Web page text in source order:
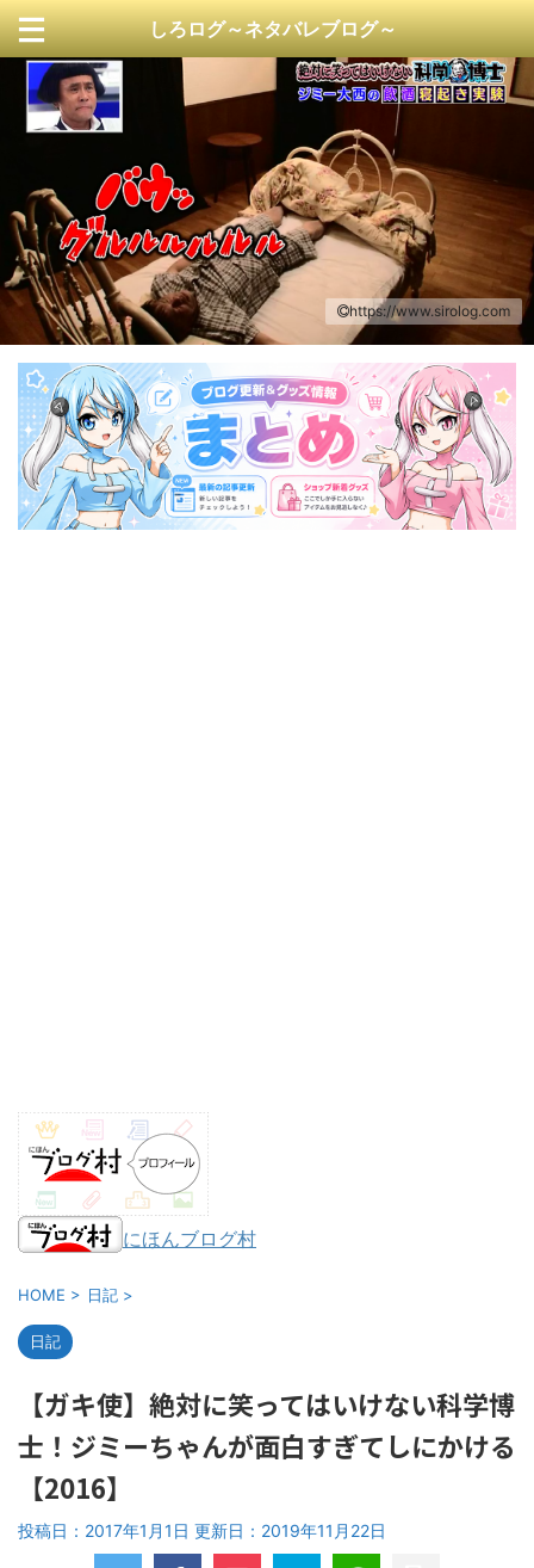
しろログ～ネタバレブログ～
https://www.sirolog.com
にほんブログ村
HOME > 日記 >
日記
【ガキ使】絶対に笑ってはいけない科学博
士！ジミーちゃんが面白すぎてしにかける
【2016】
投稿日：2017年1月1日 更新日： 2019年11月22日